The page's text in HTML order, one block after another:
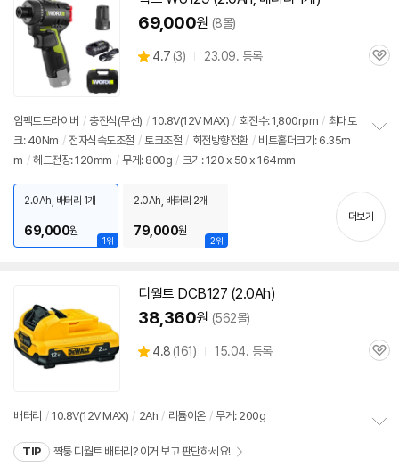
69,000원 (8몰)
별
4.7 (상
뷰
3) 23.09. 등록
관
임팩트드라이버 / 충전식(무선) / 10.8V(12VMAX) / 회전수: 1,800rpm / 최대토
크: 40Nm / 전자식속도조절 / 토크조절 / 회전방향전환 / 비트홀더크기: 6.35m
m / 헤드전장: 120mm / 무게: 800g / 크기: 120 x 50 x 164mm
기
1위
2.0Ah, 배터리 1개
69,000원
2위
2.0Ah, 배터리 2개
79,000원
더보기
디월트 DCB127 (2.0Ah)
38,360원 (562몰)
별
4.8 (상
뷰
161) 15.04. 등록
관
배터리 / 10.8V(12VMAX) / 2Ah / 리튬이온 / 무게: 200g
TIP 짝퉁 디월트 배터리? 이거 보고 판단하세요!